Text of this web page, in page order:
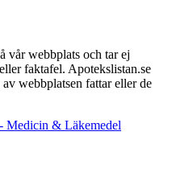
vår webbplats och tar ej
faktafel. Apotekslistan.se
webbplatsen fattar eller de
Medicin & Läkemedel